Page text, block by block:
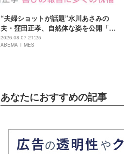
“夫婦ショットが話題”水川あさみの
夫・窪田正孝、自然体な姿を公開「い
つだって自分の勇気次第」
2026.08.07 21:25
ABEMA TIMES
あなたにおすすめの記事